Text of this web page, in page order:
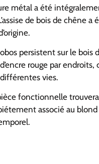
métal a été
de bois de chêne a
persistent sur le bois
rouge par
vies.
fonctionnelle
associé au blond